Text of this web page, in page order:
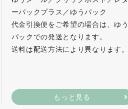
ーパックプラス／ゆうパック
代金引換便をご希望の場合は、ゆう
パックでの発送となります。
送料は配送方法により異なります。
もっと見る